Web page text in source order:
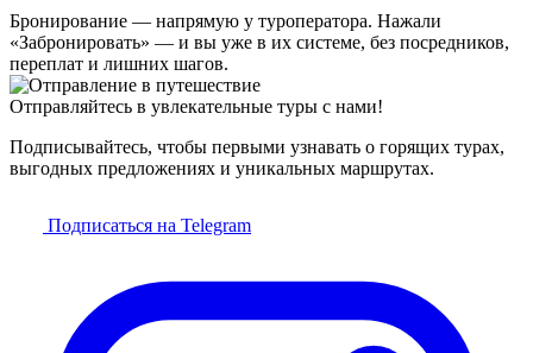
Бронирование — напрямую у туроператора. Нажали
«Забронировать» — и вы уже в их системе, без посредников,
переплат и лишних шагов.
Отправляйтесь в увлекательные туры с нами!
Подписывайтесь, чтобы первыми узнавать о горящих турах,
выгодных предложениях и уникальных маршрутах.
Подписаться на Telegram